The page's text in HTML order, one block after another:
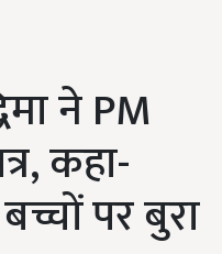
ने PM
कहा-
पर बुरा